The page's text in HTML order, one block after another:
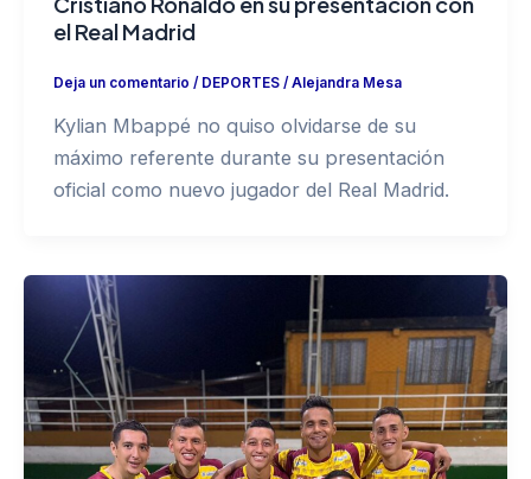
el Real Madrid
Deja un comentario / DEPORTES/ Alejandra Mesa
Kylian Mbappé no quiso olvidarse de su
máximo referente durante su presentación
oficial como nuevo jugador del Real Madrid.